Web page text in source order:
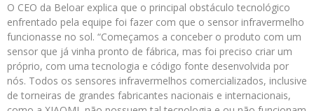
O CEO da Beloar explica que o principal obstáculo tecnológico
enfrentado pela equipe foi fazer com que o sensor infravermelho
funcionasse no sol. “Começamos a conceber o produto com um
sensor que já vinha pronto de fábrica, mas foi preciso criar um
próprio, com uma tecnologia e código fonte desenvolvida por
nós. Todos os sensores infravermelhos comercializados, inclusive
de torneiras de grandes fabricantes nacionais e internacionais,